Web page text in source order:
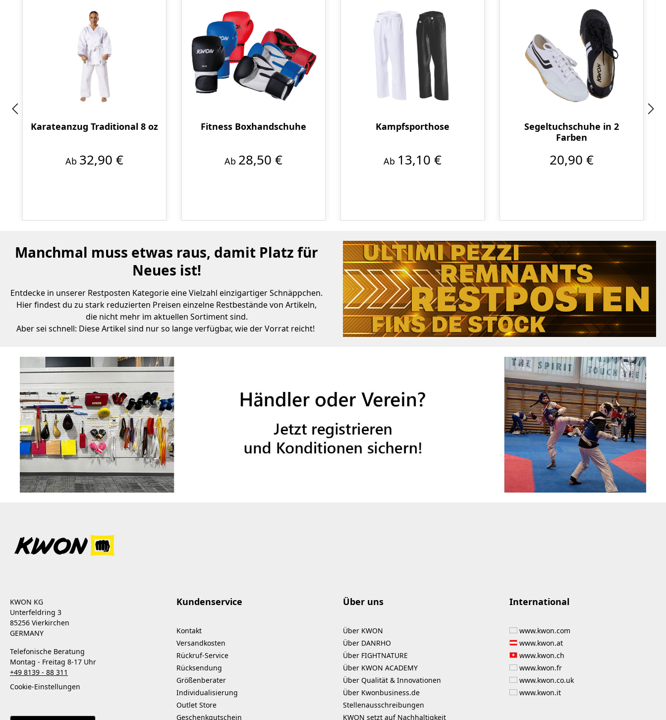
Karateanzug Traditional 8 oz
Ab 32,90 €
Fitness Boxhandschuhe
Ab 28,50 €
Kampfsporthose
Ab 13,10 €
Segeltuchschuhe in 2
Farben
20,90 €
Manchmal muss etwas raus, damit Platz für
Neues ist!
Entdecke in unserer Restposten Kategorie eine Vielzahl einzigartiger Schnäppchen.
Hier findest du zu stark reduzierten Preisen einzelne Restbestände von Artikeln,
die nicht mehr im aktuellen Sortiment sind.
Aber sei schnell: Diese Artikel sind nur so lange verfügbar, wie der Vorrat reicht!
KWON KG
Unterfeldring 3
85256 Vierkirchen
GERMANY
Telefonische Beratung
Montag - Freitag 8-17 Uhr
+49 8139 - 88 311
Cookie-Einstellungen
Kundenservice
Kontakt
Versandkosten
Rückruf-Service
Rücksendung
Größenberater
Individualisierung
Outlet Store
Geschenkgutschein
Über uns
Über KWON
Über DANRHO
Über FIGHTNATURE
Über KWON ACADEMY
Über Qualität & Innovationen
Über Kwonbusiness.de
Stellenausschreibungen
KWON setzt auf Nachhaltigkeit
International
www.kwon.com
www.kwon.at
www.kwon.ch
www.kwon.fr
www.kwon.co.uk
www.kwon.it